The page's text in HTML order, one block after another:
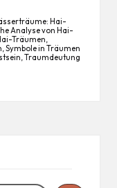
Hai-
Analyse von Hai-
Träumen
Symbole in Träumen
Traumdeutung